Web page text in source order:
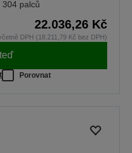
palců
22.036,26 Kč
DPH (18.211,79 Kč bez DPH)
Porovnat